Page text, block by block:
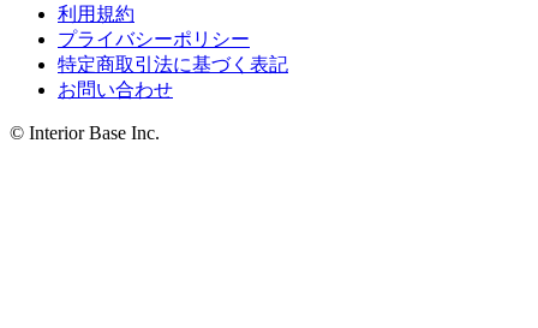
利用規約
プライバシーポリシー
特定商取引法に基づく表記
お問い合わせ
© Interior Base Inc.